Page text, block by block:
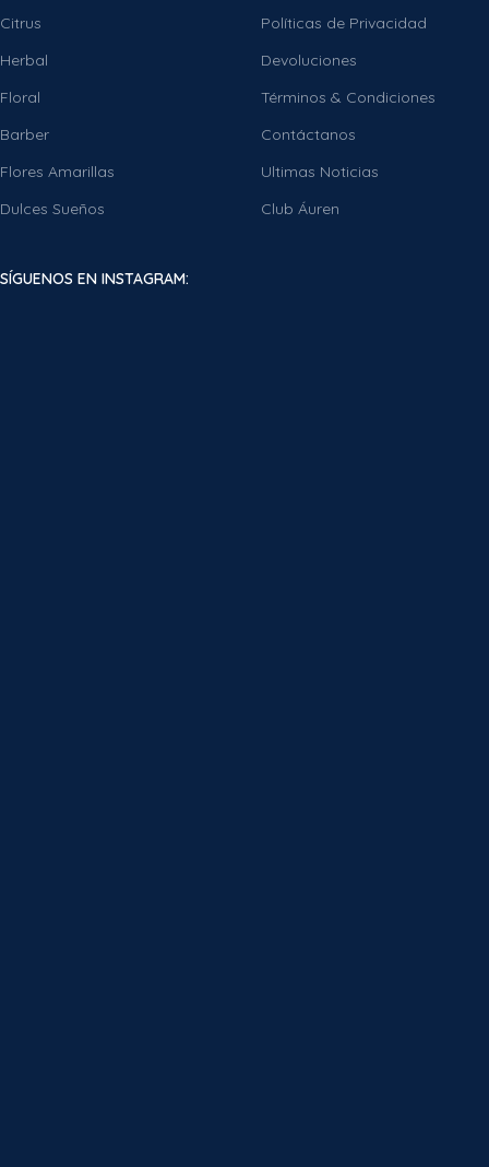
Citrus
Herbal
Floral
Barber
Flores Amarillas
Dulces Sueños
Políticas de Privacidad
Devoluciones
Términos & Condiciones
Contáctanos
Ultimas Noticias
Club Áuren
SÍGUENOS EN INSTAGRAM: